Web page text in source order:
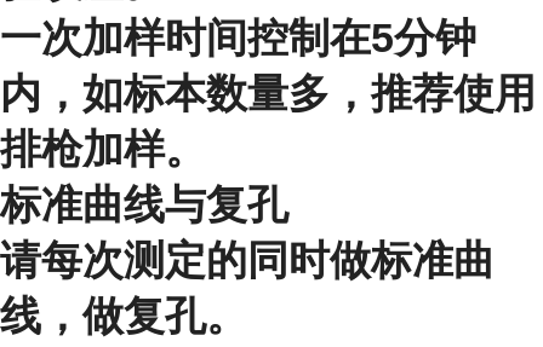
一次加样时间控制在5分钟
内，如标本数量多，推荐使用
排枪加样。
标准曲线与复孔
请每次测定的同时做标准曲
线，做复孔。